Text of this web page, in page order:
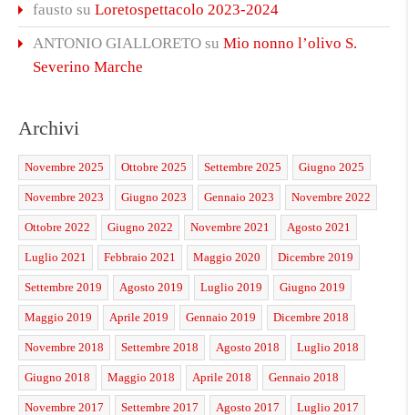
fausto su Loretospettacolo 2023-2024
ANTONIO GIALLORETO su Mio nonno l’olivo S.
Severino Marche
Archivi
Novembre 2025 Ottobre 2025 Settembre 2025 Giugno 2025
Novembre 2023 Giugno 2023 Gennaio 2023 Novembre 2022
Ottobre 2022 Giugno 2022 Novembre 2021 Agosto 2021
Luglio 2021 Febbraio 2021 Maggio 2020 Dicembre 2019
Settembre 2019 Agosto 2019 Luglio 2019 Giugno 2019
Maggio 2019 Aprile 2019 Gennaio 2019 Dicembre 2018
Novembre 2018 Settembre 2018 Agosto 2018 Luglio 2018
Giugno 2018 Maggio 2018 Aprile 2018 Gennaio 2018
Novembre 2017 Settembre 2017 Agosto 2017 Luglio 2017